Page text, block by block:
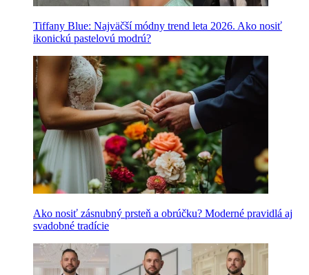
Tiffany Blue: Najväčší módny trend leta 2026. Ako nosiť
ikonickú pastelovú modrú?
Ako nosiť zásnubný prsteň a obrúčku? Moderné pravidlá aj
svadobné tradície